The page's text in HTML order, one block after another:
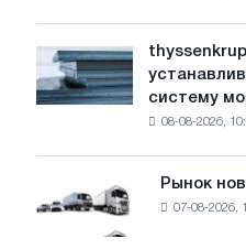
воды
угрожает
безопасности
thyssenkrupp
Rasselstein
устанавливает
фотоэлектрическую
систему
08-08-2026,
Рынок
новых
грузовиков
Рынок
07-08-2026,